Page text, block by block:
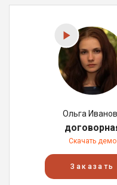
Ольга
Скачать демо
Заказать